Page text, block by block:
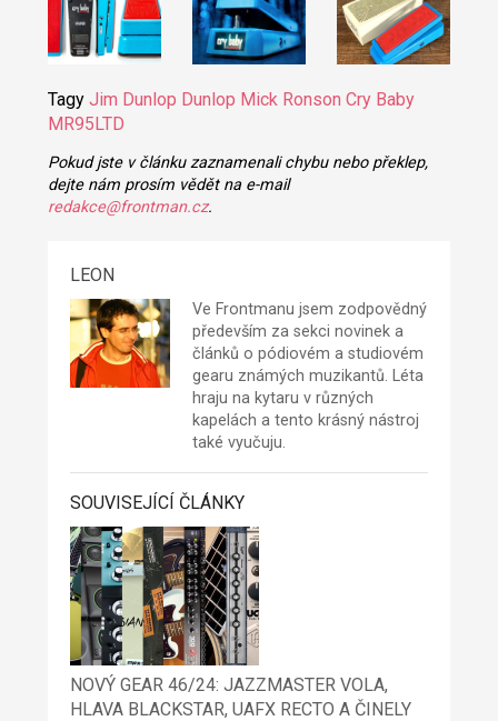
Tagy Jim Dunlop Dunlop Mick Ronson Cry Baby
MR95LTD
Pokud jste v článku zaznamenali chybu nebo překlep,
dejte nám prosím vědět na e-mail
redakce@frontman.cz.
LEON
Ve Frontmanu jsem zodpovědný
především za sekci novinek a
článků o pódiovém a studiovém
gearu známých muzikantů. Léta
hraju na kytaru v různých
kapelách a tento krásný nástroj
také vyučuju.
SOUVISEJÍCÍ ČLÁNKY
NOVÝ GEAR 46/24: JAZZMASTER VOLA,
HLAVA BLACKSTAR, UAFX RECTO A ČINELY